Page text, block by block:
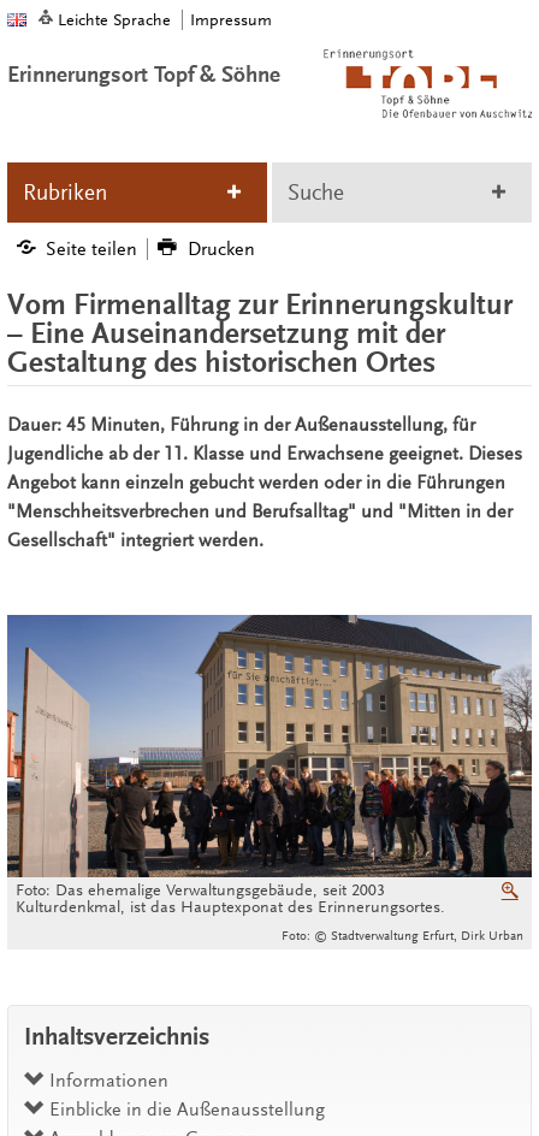
Leichte Sprache Impressum
Erinnerungsort Topf & Söhne
Rubriken Suche
Seite teilen Drucken
Vom Firmenalltag zur Erinnerungskultur
– Eine Auseinandersetzung mit der
Gestaltung des historischen Ortes
Dauer: 45 Minuten, Führung in der Außenausstellung, für
Jugendliche ab der 11. Klasse und Erwachsene geeignet. Dieses
Angebot kann einzeln gebucht werden oder in die Führungen
"Menschheitsverbrechen und Berufsalltag" und "Mitten in der
Gesellschaft" integriert werden.
Foto: Das ehemalige Verwaltungsgebäude, seit 2003
Kulturdenkmal, ist das Hauptexponat des Erinnerungsortes.
Foto: © Stadtverwaltung Erfurt, Dirk Urban
Inhaltsverzeichnis
Informationen
Einblicke in die Außenausstellung